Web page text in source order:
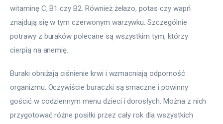
witaminę C, B1 czy B2. Również żelazo, potas czy wapń
znajdują się w tym czerwonym warzywku. Szczególnie
potrawy z buraków polecane są wszystkim tym, którzy
cierpią na anemię.
Buraki obniżają ciśnienie krwi i wzmacniają odporność
organizmu. Oczywiście buraczki są smaczne i powinny
gościć w codziennym menu dzieci i dorosłych. Można z nich
przygotować różne posiłki przez cały rok dla wszystkich